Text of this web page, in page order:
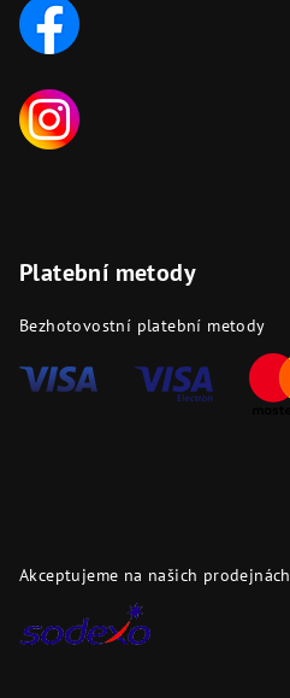
Platební metody
Bezhotovostní platební metody
Akceptujeme na našich prodejnách